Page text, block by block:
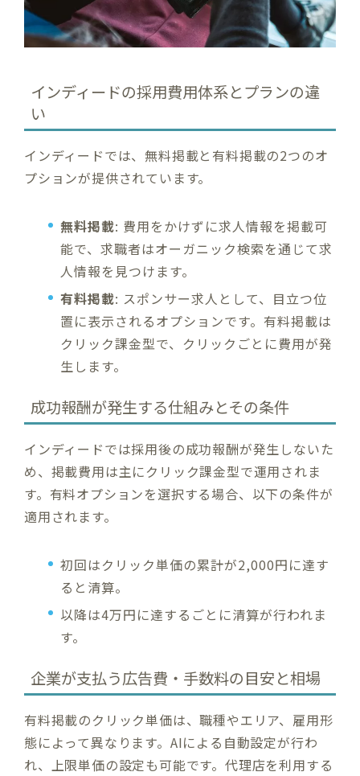
インディードの採用費用体系とプランの違
い
インディードでは、無料掲載と有料掲載の2つのオ
プションが提供されています。
無料掲載: 費用をかけずに求人情報を掲載可
能で、求職者はオーガニック検索を通じて求
人情報を見つけます。
有料掲載: スポンサー求人として、目立つ位
置に表示されるオプションです。有料掲載は
クリック課金型で、クリックごとに費用が発
生します。
成功報酬が発生する仕組みとその条件
インディードでは採用後の成功報酬が発生しないた
め、掲載費用は主にクリック課金型で運用されま
す。有料オプションを選択する場合、以下の条件が
適用されます。
初回はクリック単価の累計が2,000円に達す
ると清算。
以降は4万円に達するごとに清算が行われま
す。
企業が支払う広告費・手数料の目安と相場
有料掲載のクリック単価は、職種やエリア、雇用形
態によって異なります。AIによる自動設定が行わ
れ、上限単価の設定も可能です。代理店を利用する